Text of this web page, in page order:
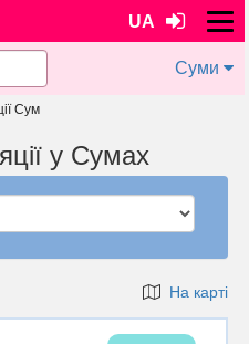
UA
Суми
Сум
у Сумах
На карті